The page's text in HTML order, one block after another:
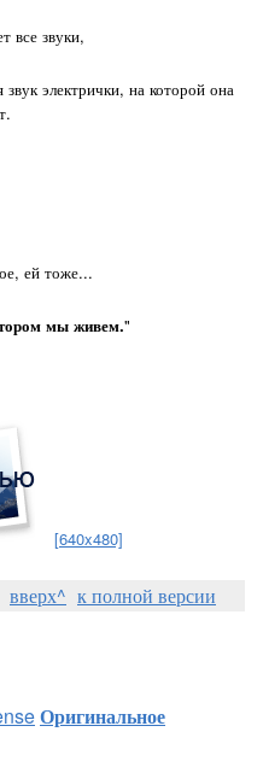
все звуки,
электрички, на которой она
ей тоже...
мы живем."
[640x480]
вверх^ к полной версии
Оригинальное